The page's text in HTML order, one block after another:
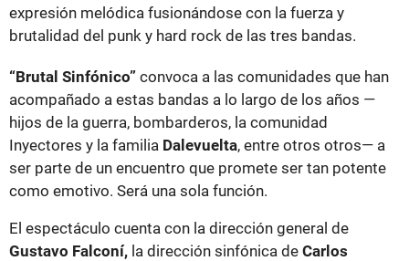
expresión melódica fusionándose con la fuerza y
brutalidad del punk y hard rock de las tres bandas.
“Brutal Sinfónico” convoca a las comunidades que han
acompañado a estas bandas a lo largo de los años —
hijos de la guerra, bombarderos, la comunidad
Inyectores y la familia Dalevuelta, entre otros otros— a
ser parte de un encuentro que promete ser tan potente
como emotivo. Será una sola función.
El espectáculo cuenta con la dirección general de
Gustavo Falconí, la dirección sinfónica de Carlos